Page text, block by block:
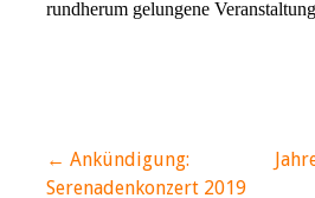
rundherum gelungene
← Ankündigung:
Serenadenkonzert 2019